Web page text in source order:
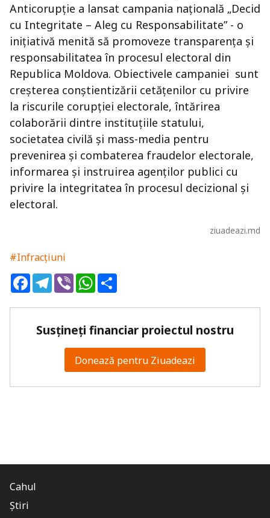
Anticorupție a lansat campania națională „Decid
cu Integritate – Aleg cu Responsabilitate” - o
inițiativă menită să promoveze transparența și
responsabilitatea în procesul electoral din
Republica Moldova. Obiectivele campaniei sunt
creșterea conștientizării cetățenilor cu privire
la riscurile corupției electorale, întărirea
colaborării dintre instituțiile statului,
societatea civilă și mass-media pentru
prevenirea și combaterea fraudelor electorale,
informarea și instruirea agenților publici cu
privire la integritatea în procesul decizional și
electoral.
ziuadeazi.md
#Infracțiuni
FacebookTelegram
ViberWhatsApp
Susțineți financiar proiectul nostru
Donează pentru Ziuadeazi
Cahul
Știri